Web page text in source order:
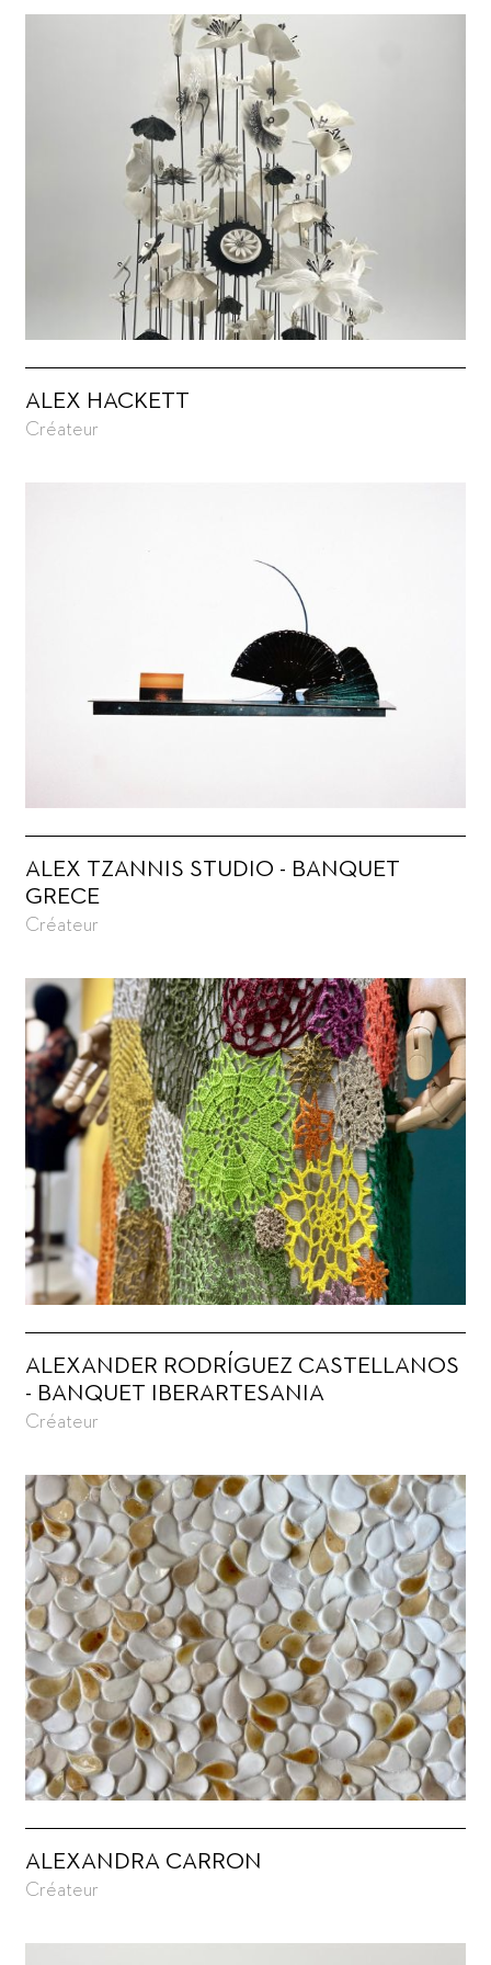
ALEX HACKETT
Créateur
ALEX TZANNIS STUDIO - BANQUET
GRECE
Créateur
ALEXANDER RODRÍGUEZ CASTELLANOS
- BANQUET IBERARTESANIA
Créateur
ALEXANDRA CARRON
Créateur